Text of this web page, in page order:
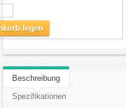
legen
Beschreibung
Spezifikationen